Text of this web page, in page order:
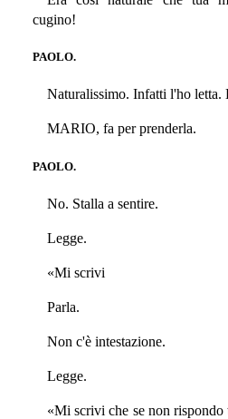
cugino!
PAOLO.
Naturalissimo. Infatti l'ho letta.
MARIO, fa per prenderla.
PAOLO.
No. Stalla a sentire.
Legge.
«Mi scrivi
Parla.
Non c'è intestazione.
Legge.
«Mi scrivi che se non